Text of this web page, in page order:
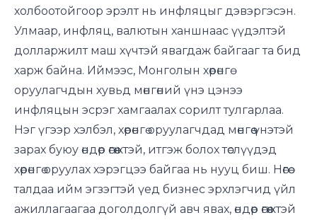
холбоотойгоор эрэлт нь инфляцыг дэвэргэсэн.
Улмаар, инфляц, валютын ханшнаас үүдэлтэй
долларжилт маш хүчтэй явагдаж байгааг та бид
харж байна. Иймээс, Монголын хөрөнгө
оруулагчдын хувьд мөнгөний үнэ цэнээ
инфляцын эсрэг хамгаалах сорилт тулгарлаа.
Нэг үгээр хэлбэл, хөрөнгө оруулагчдад мөнгөө үнэтэй
зарах буюу өндөр өгөөжтэй, итгэж болох төслүүдэд
хөрөнгө оруулах хэрэгцээ байгаа нь нууц биш. Нөгөө
талдаа ийм эгзэгтэй үед бизнес эрхлэгчид үйл
ажиллагаагаа доголдолгүй авч явах, өндөр өгөөжтэй